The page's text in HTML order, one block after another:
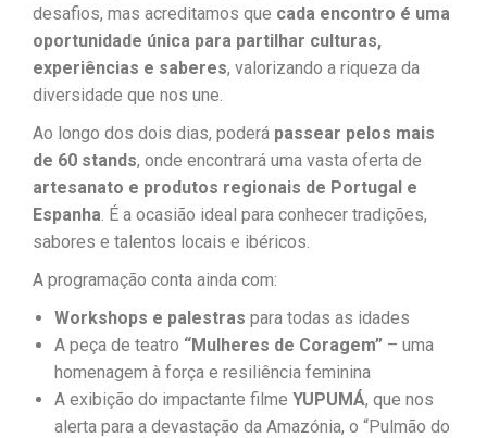
desafios, mas acreditamos que cada encontro é uma
oportunidade única para partilhar culturas,
experiências e saberes, valorizando a riqueza da
diversidade que nos une.
Ao longo dos dois dias, poderá passear pelos mais
de 60 stands, onde encontrará uma vasta oferta de
artesanato e produtos regionais de Portugal e
Espanha. É a ocasião ideal para conhecer tradições,
sabores e talentos locais e ibéricos.
A programação conta ainda com:
Workshops e palestras para todas as idades
A peça de teatro “Mulheres de Coragem” – uma
homenagem à força e resiliência feminina
A exibição do impactante filme YUPUMÁ, que nos
alerta para a devastação da Amazónia, o “Pulmão do